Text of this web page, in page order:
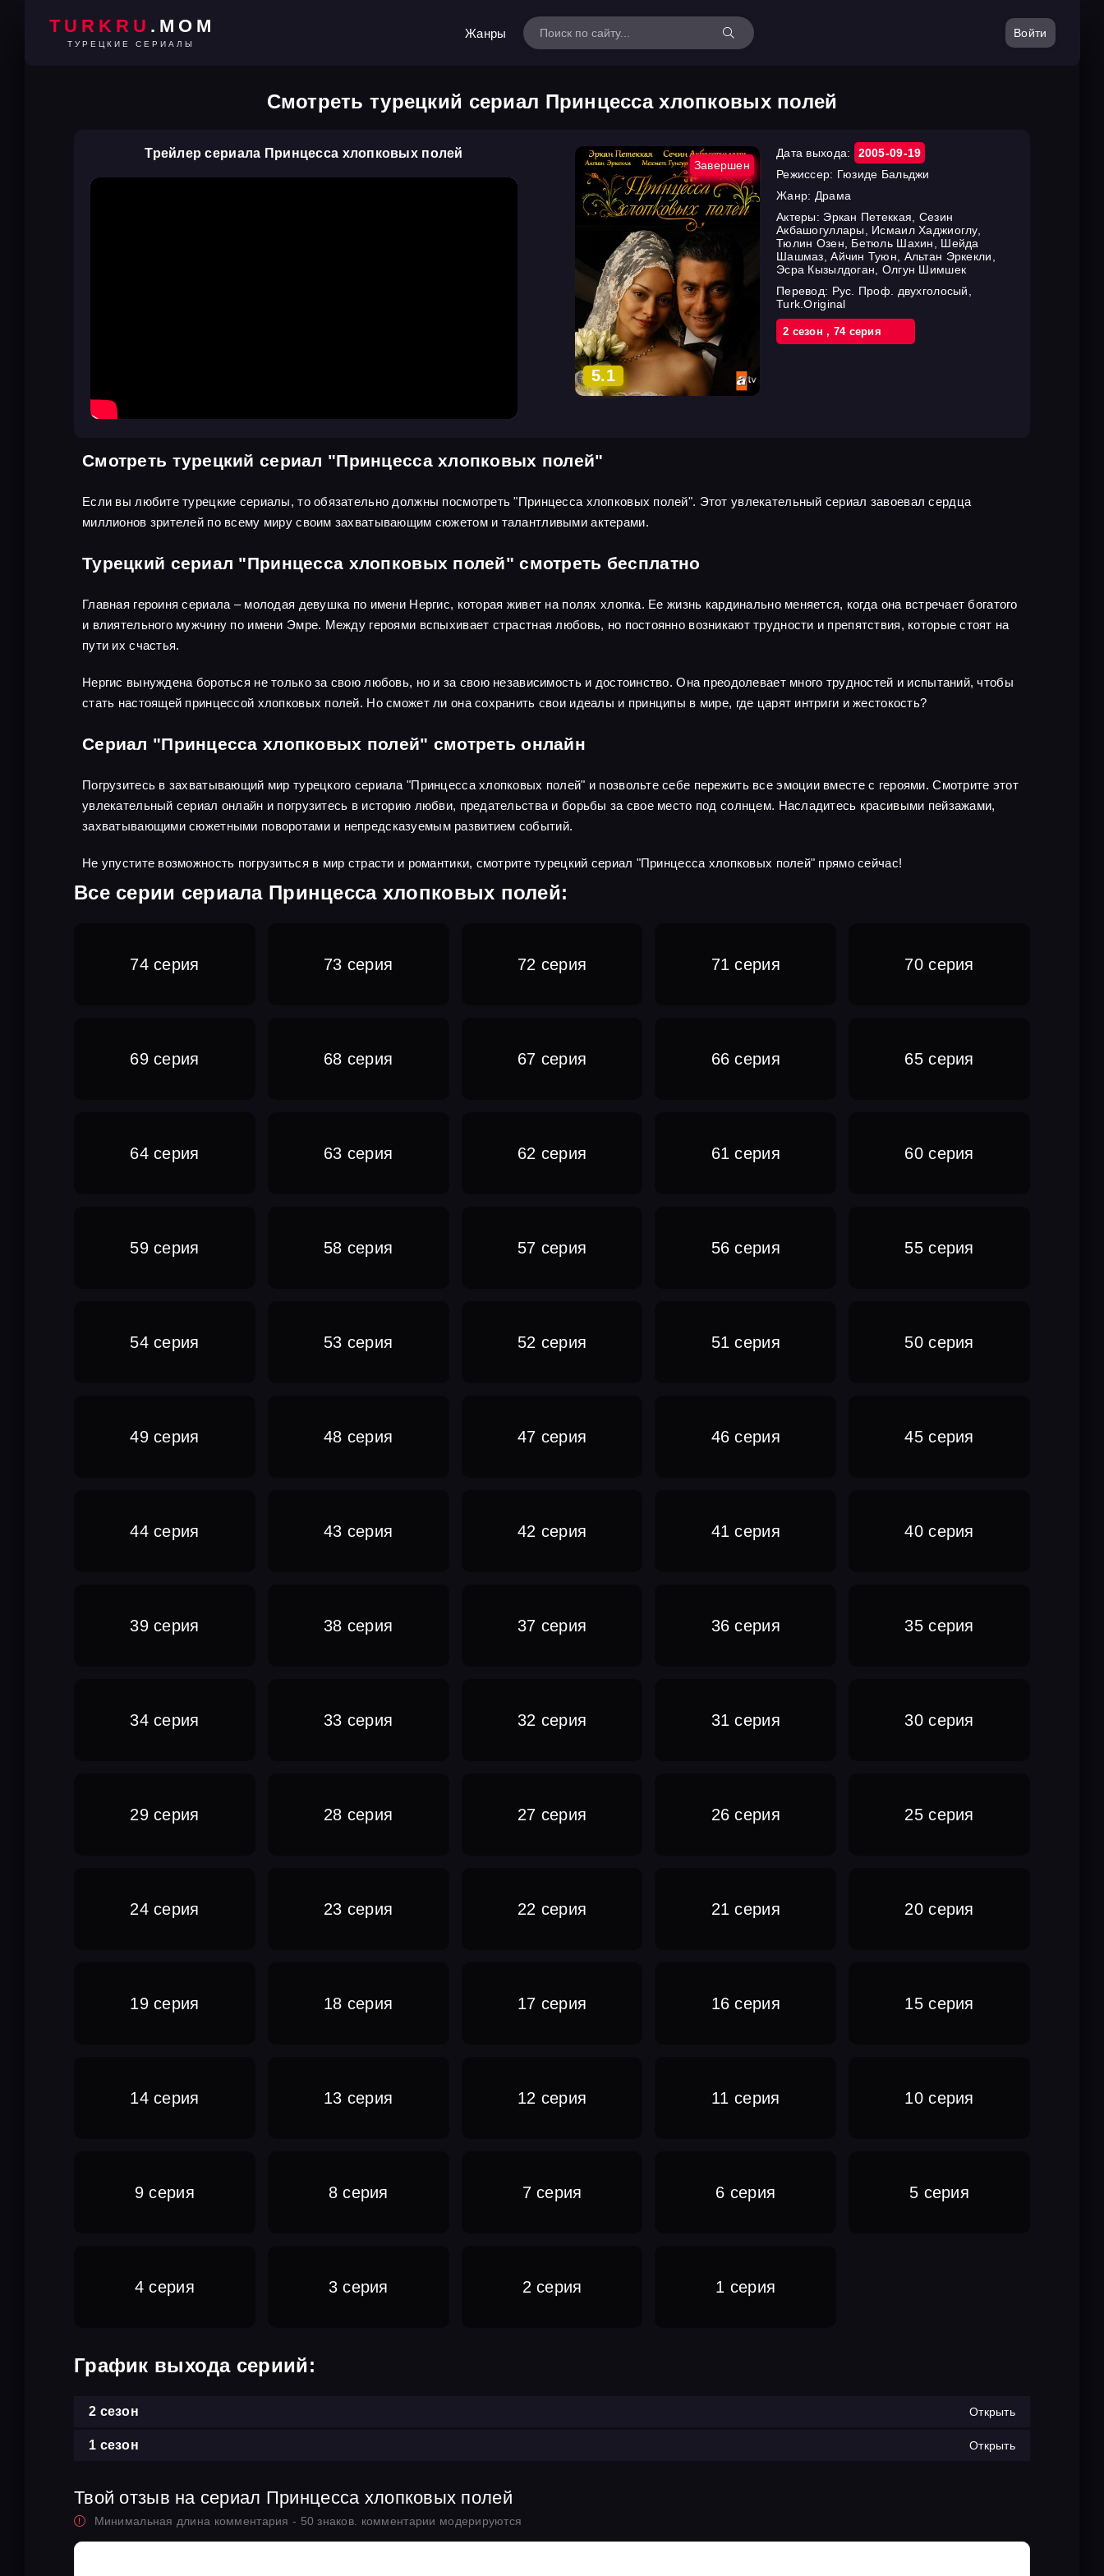
TURKRU .MOM
ТУРЕЦКИЕ СЕРИАЛЫ
Жанры Войти
Смотреть турецкий сериал Принцесса хлопковых полей
Трейлер сериала Принцесса хлопковых полей
Завершен
5.1
Дата выхода:
2005-09-19
Режиссер: Гюзиде Бальджи
Жанр: Драма
Актеры: Эркан Петеккая, Сезин
Акбашогуллары, Исмаил Хаджиоглу,
Тюлин Озен, Бетюль Шахин, Шейда
Шашмаз, Айчин Туюн, Альтан Эркекли,
Эсра Кызылдоган, Олгун Шимшек
Перевод: Рус. Проф. двухголосый,
Turk.Original
2 cезон, 74 cерия
Смотреть турецкий сериал "Принцесса хлопковых полей"
Если вы любите турецкие сериалы, то обязательно должны посмотреть "Принцесса хлопковых полей". Этот увлекательный сериал завоевал сердца
миллионов зрителей по всему миру своим захватывающим сюжетом и талантливыми актерами.
Турецкий сериал "Принцесса хлопковых полей" смотреть бесплатно
Главная героиня сериала – молодая девушка по имени Нергис, которая живет на полях хлопка. Ее жизнь кардинально меняется, когда она встречает богатого
и влиятельного мужчину по имени Эмре. Между героями вспыхивает страстная любовь, но постоянно возникают трудности и препятствия, которые стоят на
пути их счастья.
Нергис вынуждена бороться не только за свою любовь, но и за свою независимость и достоинство. Она преодолевает много трудностей и испытаний, чтобы
стать настоящей принцессой хлопковых полей. Но сможет ли она сохранить свои идеалы и принципы в мире, где царят интриги и жестокость?
Сериал "Принцесса хлопковых полей" смотреть онлайн
Погрузитесь в захватывающий мир турецкого сериала "Принцесса хлопковых полей" и позвольте себе пережить все эмоции вместе с героями. Смотрите этот
увлекательный сериал онлайн и погрузитесь в историю любви, предательства и борьбы за свое место под солнцем. Насладитесь красивыми пейзажами,
захватывающими сюжетными поворотами и непредсказуемым развитием событий.
Не упустите возможность погрузиться в мир страсти и романтики, смотрите турецкий сериал "Принцесса хлопковых полей" прямо сейчас!
Все серии сериала Принцесса хлопковых полей:
74 серия 73 серия 72 серия 71 серия 70 серия
69 серия 68 серия 67 серия 66 серия 65 серия
64 серия 63 серия 62 серия 61 серия 60 серия
59 серия 58 серия 57 серия 56 серия 55 серия
54 серия 53 серия 52 серия 51 серия 50 серия
49 серия 48 серия 47 серия 46 серия 45 серия
44 серия 43 серия 42 серия 41 серия 40 серия
39 серия 38 серия 37 серия 36 серия 35 серия
34 серия 33 серия 32 серия 31 серия 30 серия
29 серия 28 серия 27 серия 26 серия 25 серия
24 серия 23 серия 22 серия 21 серия 20 серия
19 серия 18 серия 17 серия 16 серия 15 серия
14 серия 13 серия 12 серия 11 серия 10 серия
9 серия 8 серия 7 серия 6 серия 5 серия
4 серия 3 серия 2 серия 1 серия
График выхода сериий:
2 сезон Открыть
1 сезон Открыть
Твой отзыв на сериал Принцесса хлопковых полей
Минимальная длина комментария - 50 знаков. комментарии модерируются